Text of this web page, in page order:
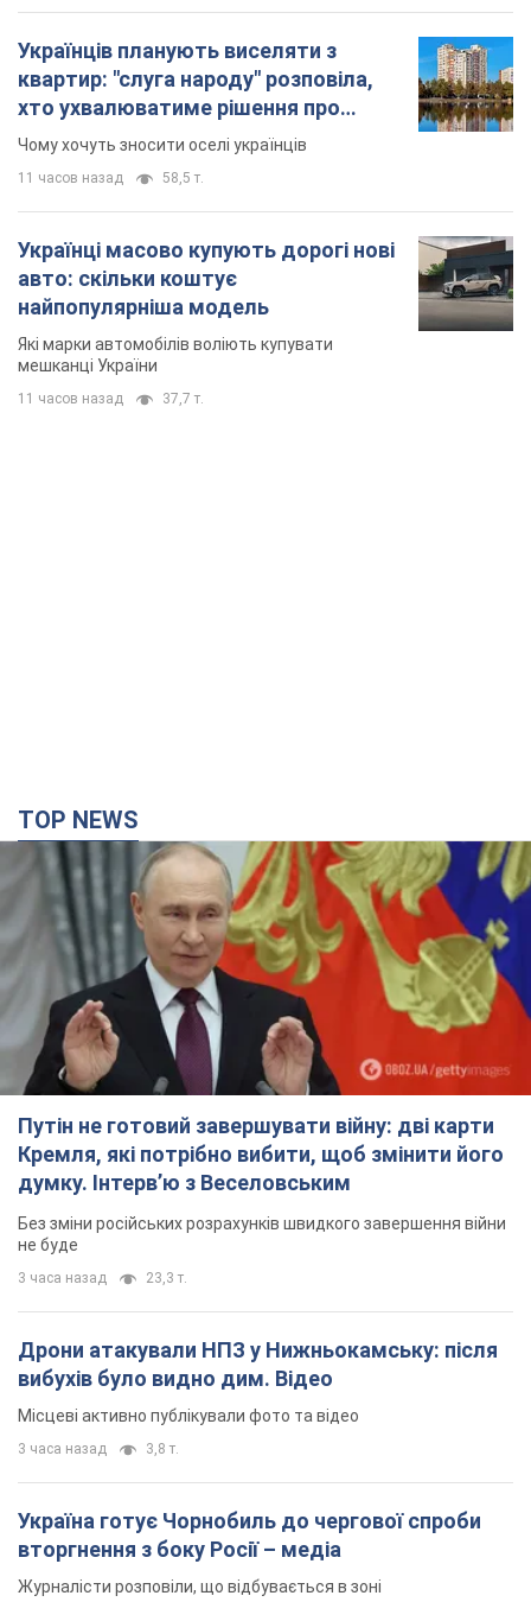
Українці масово купують дорогі нові
авто: скільки коштує
найпопулярніша модель
Які марки автомобілів воліють купувати
Путін не готовий завершувати війну: дві карти
Кремля, які потрібно вибити, щоб змінити його
думку. Інтерв’ю з Веселовським
Без зміни російських розрахунків швидкого завершення війни
не буде
3 часа назад 23,3 т.
Дрони атакували НПЗ у Нижньокамську: після
вибухів було видно дим. Відео
Місцеві активно публікували фото та відео
3 часа назад
Україна готує Чорнобиль до чергової спроби
вторгнення з боку Росії – медіа
Журналісти розповіли, що відбувається в зоні
5 часов назад 16,7 т.